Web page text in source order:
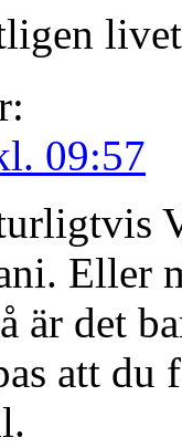
09:57
Eller
är det
att